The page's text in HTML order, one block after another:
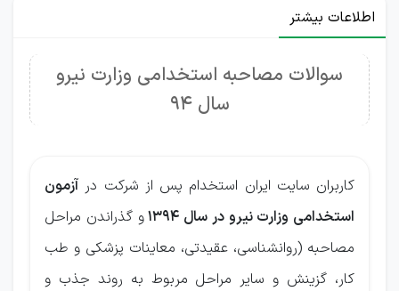
اطلاعات بیشتر
سوالات مصاحبه استخدامی وزارت نیرو
سال 94
کاربران سایت ایران استخدام پس از شرکت در آزمون
استخدامی وزارت نیرو در سال 1394
و گذراندن مراحل
مصاحبه (روانشناسی، عقیدتی، معاینات پزشکی و طب
کار، گزینش و سایر مراحل مربوط به روند جذب و